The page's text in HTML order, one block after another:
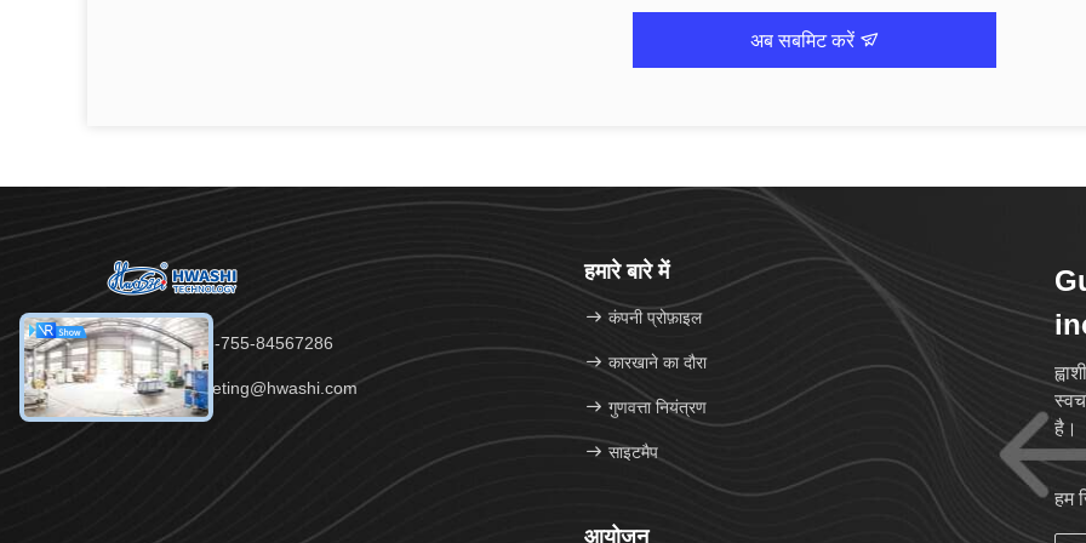
अब सबमिट करें
टेलीफोन：86-755-84567286
ईमेल：marketing@hwashi.com
हमारे बारे में
कंपनी प्रोफ़ाइल
कारखाने का दौरा
गुणवत्ता नियंत्रण
साइटमैप
आयोजन
है।
हम